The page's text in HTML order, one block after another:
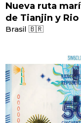
Nueva ruta
de Tianjin y Rio
Brasil 🇧🇷